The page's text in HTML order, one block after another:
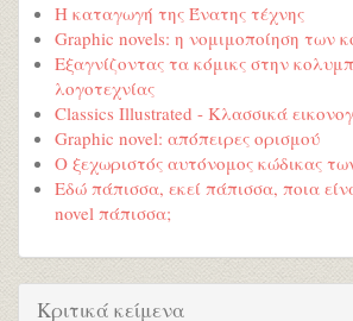
Η καταγωγή της Ένατης τέχνης
Graphic novels: η νομιμοποίηση των
Εξαγνίζοντας τα κόμικς στην
λογοτεχνίας
Classics Illustrated - Κλασσικά
Graphic novel: απόπειρες ορισμού
Ο ξεχωριστός αυτόνομος κώδικας
Εδώ πάπισσα, εκεί πάπισσα, ποια
novel πάπισσα;
Κριτικά κείμενα